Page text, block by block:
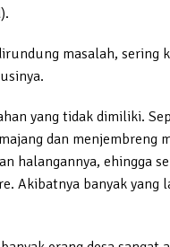
masalah, sering
yang tidak dimiliki.
dan menjembreng
halangannya, ehingga
Akibatnya banyak yang